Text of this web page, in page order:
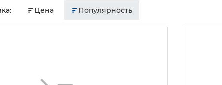
Цена Популярность